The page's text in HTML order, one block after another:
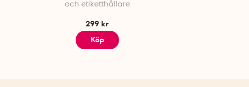
och etiketthållare
299 kr
Köp